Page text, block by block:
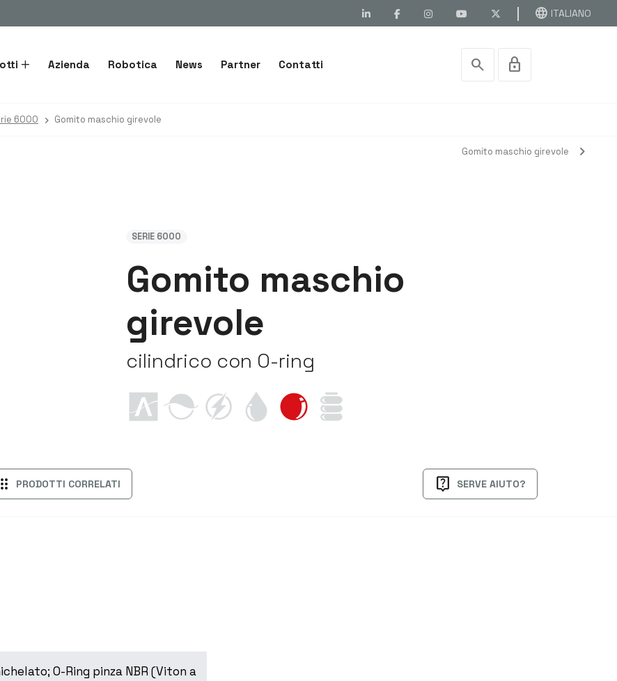
language ITALIANO
Azienda Robotica News Partner Contatti search lock
6000 Gomito maschio girevole
Gomito maschio girevole chevron_right
SERIE 6000
Gomito maschio
girevole
cilindrico con O-ring
PRODOTTI CORRELATI live_help SERVE AIUTO?
O-Ring pinza NBR (Viton a